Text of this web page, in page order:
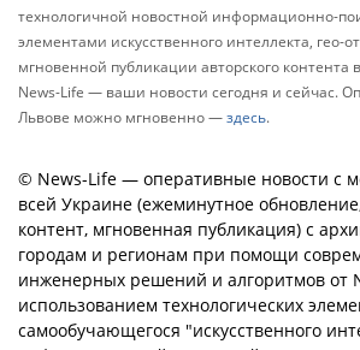
технологичной новостной информационно-
элементами искусственного интеллекта, гео-
мгновенной публикации авторского контента
News-Life — ваши новости сегодня и сейчас.
Львове можно мгновенно —здесь.
© News-Life — оперативные новости с
всей Украине (ежеминутное
контент, мгновенная публикация) с
городам и регионам при помощи
инженерных решений и алгоритмов от
использованием технологических
самообучающегося "искусственного